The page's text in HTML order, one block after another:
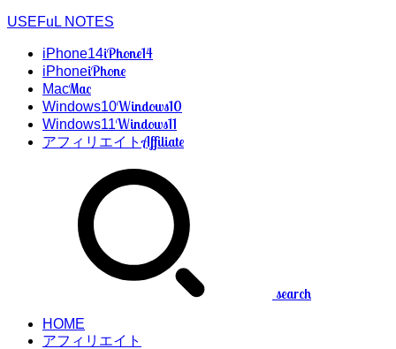
USEFuL NOTES
iPhone14iPhone14
iPhoneiPhone
MacMac
Windows10Windows10
Windows11Windows11
アフィリエイトAffiliate
search
HOME
アフィリエイト